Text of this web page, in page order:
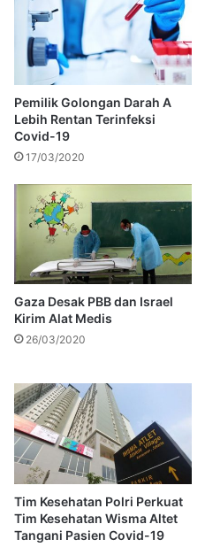
Pemilik Golongan Darah A
Lebih Rentan Terinfeksi
Covid-19
17/03/2020
Gaza Desak PBB dan Israel
Kirim Alat Medis
26/03/2020
Tim Kesehatan Polri Perkuat
Tim Kesehatan Wisma Altet
Tangani Pasien Covid-19